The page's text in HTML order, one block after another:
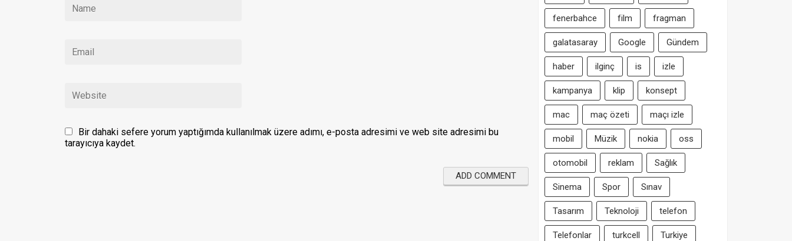
Bir dahaki sefere yorum yaptığımda kullanılmak üzere adımı, e-posta adresimi ve web site adresimi bu
tarayıcıya kaydet.
fenerbahce film fragman
galatasaray Google Gündem
haber ilginç is izle
kampanya klip konsept
mac maç özeti maçı izle
mobil Müzik nokia oss
otomobil reklam Sağlık
Sinema Spor Sınav
Tasarım Teknoloji telefon
Telefonlar turkcell Turkiye